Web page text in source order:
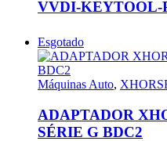
VVDI-KEYTOOL-
Esgotado
Máquinas Auto,
ADAPTADOR
SÉRIE G BDC2